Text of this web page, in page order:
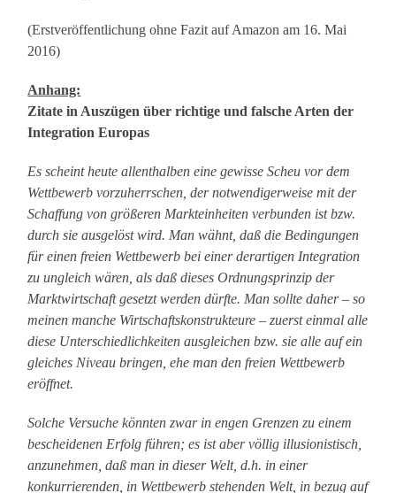
(Erstveröffentlichung ohne Fazit auf Amazon am 16. Mai
2016)
Anhang:
Zitate in Auszügen über richtige und falsche Arten der
Integration Europas
Es scheint heute allenthalben eine gewisse Scheu vor dem
Wettbewerb vorzuherrschen, der notwendigerweise mit der
Schaffung von größeren Markteinheiten verbunden ist bzw.
durch sie ausgelöst wird. Man wähnt, daß die Bedingungen
für einen freien Wettbewerb bei einer derartigen Integration
zu ungleich wären, als daß dieses Ordnungsprinzip der
Marktwirtschaft gesetzt werden dürfte. Man sollte daher – so
meinen manche Wirtschaftskonstrukteure – zuerst einmal alle
diese Unterschiedlichkeiten ausgleichen bzw. sie alle auf ein
gleiches Niveau bringen, ehe man den freien Wettbewerb
eröffnet.
Solche Versuche könnten zwar in engen Grenzen zu einem
bescheidenen Erfolg führen; es ist aber völlig illusionistisch,
anzunehmen, daß man in dieser Welt, d.h. in einer
konkurrierenden, in Wettbewerb stehenden Welt, in bezug auf